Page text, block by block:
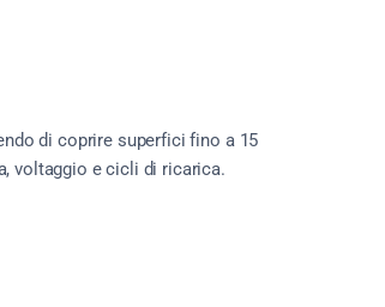
di coprire superfici fino a 15
voltaggio e cicli di ricarica.